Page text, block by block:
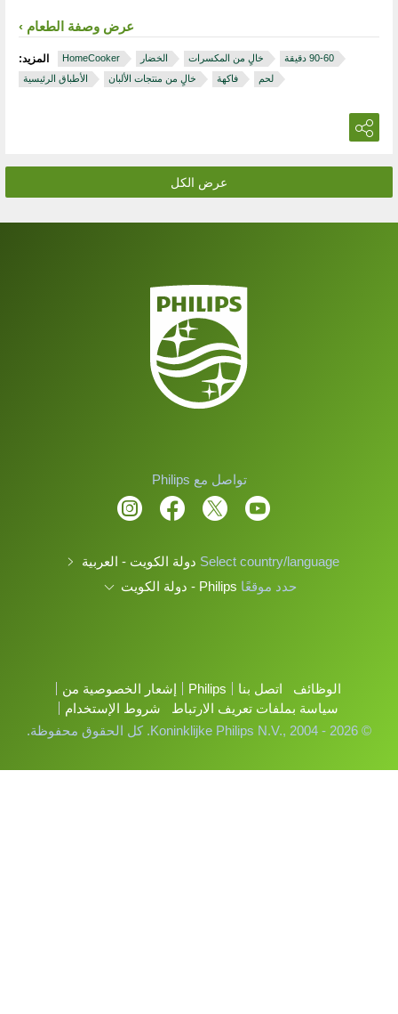
عرض وصفة الطعام
المزيد: HomeCooker الخضار خالٍ من المكسرات
الأطباق الرئيسية
خالٍ من منتجات الألبان فاكهة لحم
عرض الكل
تواصل مع Philips
Select country/language دولة الكويت - العربية
حدد موقعًاPhilips - دولة الكويت
الوظائف اتصل بنا Philips
إشعار الخصوصية من
سياسة بملفات تعريف الارتباط
شروط الإستخدام
© Koninklijke Philips N.V., 2004 - 2026. كل الحقوق محفوظة.